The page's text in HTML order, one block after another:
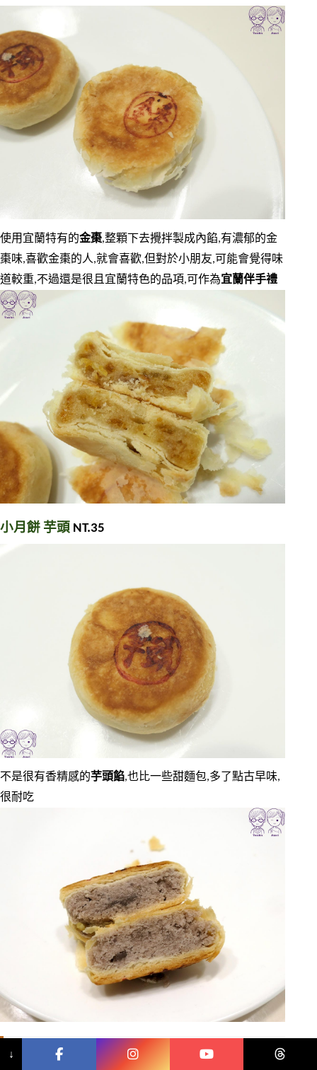
使用宜蘭特有的金棗,整顆下去攪拌製成內餡,有濃郁的金
棗味,喜歡金棗的人,就會喜歡,但對於小朋友,可能會覺得味
道較重,不過還是很且宜蘭特色的品項,可作為宜蘭伴手禮
小月餅 芋頭 NT.35
不是很有香精感的芋頭餡,也比一些甜麵包,多了點古早味,
很耐吃
↓